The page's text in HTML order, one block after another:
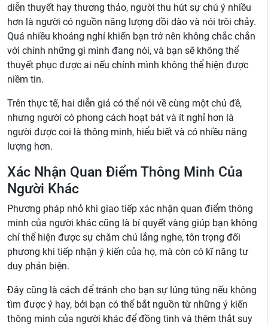
diễn thuyết hay thương thảo, người thu hút sự chú ý nhiều
hơn là người có nguồn năng lượng dồi dào và nói trôi chảy.
Quá nhiều khoảng nghỉ khiến bạn trở nên không chắc chắn
với chính những gì mình đang nói, và bạn sẽ không thể
thuyết phục được ai nếu chính mình không thể hiện được
niềm tin.
Trên thực tế, hai diễn giả có thể nói về cùng một chủ đề,
nhưng người có phong cách hoạt bát và ít nghỉ hơn là
người được coi là thông minh, hiểu biết và có nhiều năng
lượng hơn.
Xác Nhận Quan Điểm Thông Minh Của
Người Khác
Phương pháp nhỏ khi giao tiếp xác nhận quan điểm thông
minh của người khác cũng là bí quyết vàng giúp bạn không
chỉ thể hiện được sự chăm chú lắng nghe, tôn trọng đối
phương khi tiếp nhận ý kiến của họ, mà còn có kĩ năng tư
duy phản biện.
Đây cũng là cách để tránh cho bạn sự lúng túng nếu không
tìm được ý hay, bởi bạn có thể bắt nguồn từ những ý kiến
thông minh của người khác để đồng tình và thêm thắt suy